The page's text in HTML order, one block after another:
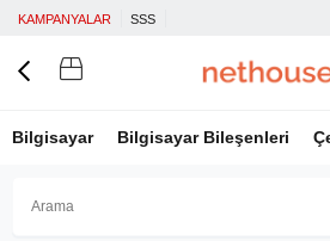
KAMPANYALAR SSS
Bilgisayar Bilgisayar Bileşenleri